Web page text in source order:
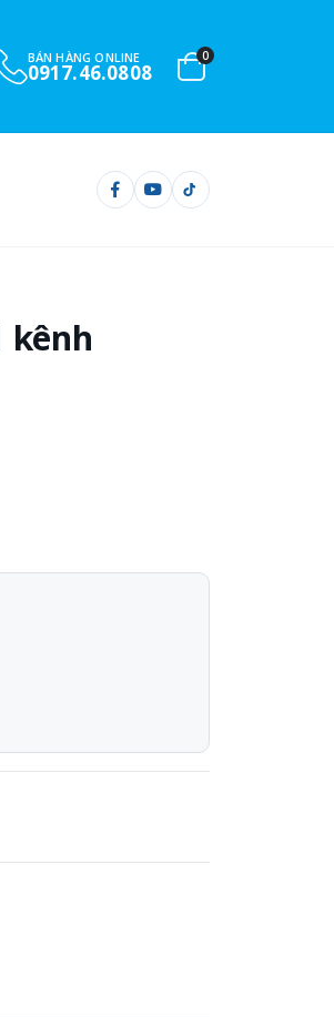
BÁN HÀNG ONLINE
0901.732.999
0
kênh